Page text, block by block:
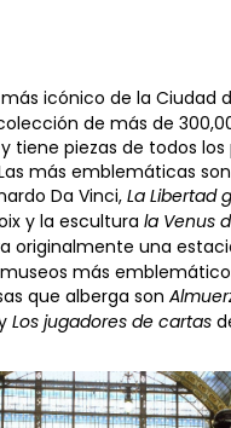
icónico de la Ciudad
de más de
tiene piezas de todos
más emblemáticas
Da Vinci,La Libertad
y la escultura la Venus
originalmente una
más
que alberga son
Los jugadores de cartas